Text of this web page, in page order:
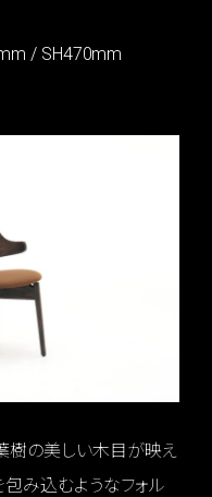
/ SH470mm
樹の美しい木目が映え
包み込むようなフォル